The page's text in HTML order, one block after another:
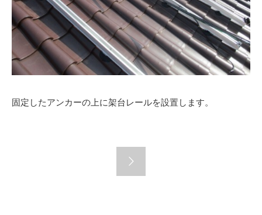
固定したアンカーの上に架台レールを設置します。